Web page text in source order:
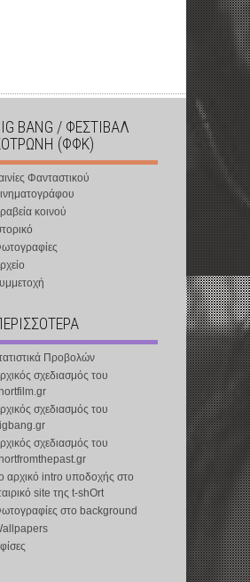
BANG / ΦΕΣΤΙΒΑΛ
(ΦΦΚ)
Φανταστικού
κοινού
Προβολών
σχεδιασμός του
σχεδιασμός του
σχεδιασμός του
αρχικό intro υποδοχής στο
site της t-shOrt
στο background